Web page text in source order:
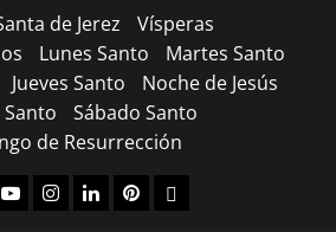
de Jerez
Vísperas
Lunes Santo
Martes Santo
Jueves Santo
Noche de Jesús
Sábado Santo
de Resurrección
YoutubeInstagram
LinkedPinterestDribbble